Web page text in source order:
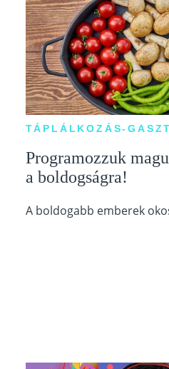
TÁPLÁLKOZÁS-
Programozzuk
a boldogságra!
A boldogabb emberek